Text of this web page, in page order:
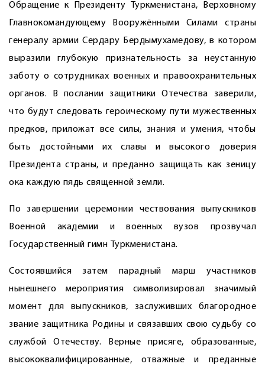
Обращение к Президенту Туркменистана, Верховному
Главнокомандующему Вооружёнными Силами страны
генералу армии Сердару Бердымухамедову, в котором
выразили глубокую признательность за неустанную
заботу о сотрудниках военных и правоохранительных
органов. В послании защитники Отечества заверили,
что будут следовать героическому пути мужественных
предков, приложат все силы, знания и умения, чтобы
быть достойными их славы и высокого доверия
Президента страны, и преданно защищать как зеницу
ока каждую пядь священной земли.
По завершении церемонии чествования выпускников
Военной академии и военных вузов прозвучал
Государственный гимн Туркменистана.
Состоявшийся затем парадный марш участников
нынешнего мероприятия символизировал значимый
момент для выпускников, заслуживших благородное
звание защитника Родины и связавших свою судьбу со
службой Отечеству. Верные присяге, образованные,
высококвалифицированные, отважные и преданные